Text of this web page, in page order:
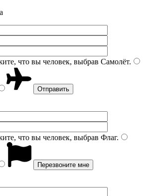
что вы человек, выбрав Самолёт.
что вы человек, выбрав Флаг.